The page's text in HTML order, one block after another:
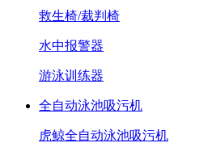
救生椅/裁判椅
水中报警器
游泳训练器
全自动泳池吸污机
虎鲸全自动泳池吸污机